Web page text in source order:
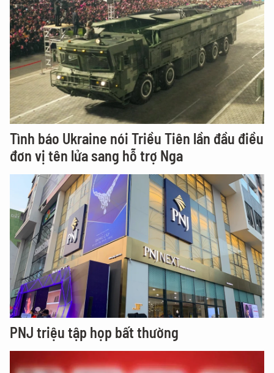
Tình báo Ukraine nói Triều Tiên lần đầu điều
đơn vị tên lửa sang hỗ trợ Nga
PNJ triệu tập họp bất thường